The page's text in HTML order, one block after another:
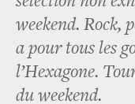
weekend. Rock,
a pour tous les
l’Hexagone.
du weekend.